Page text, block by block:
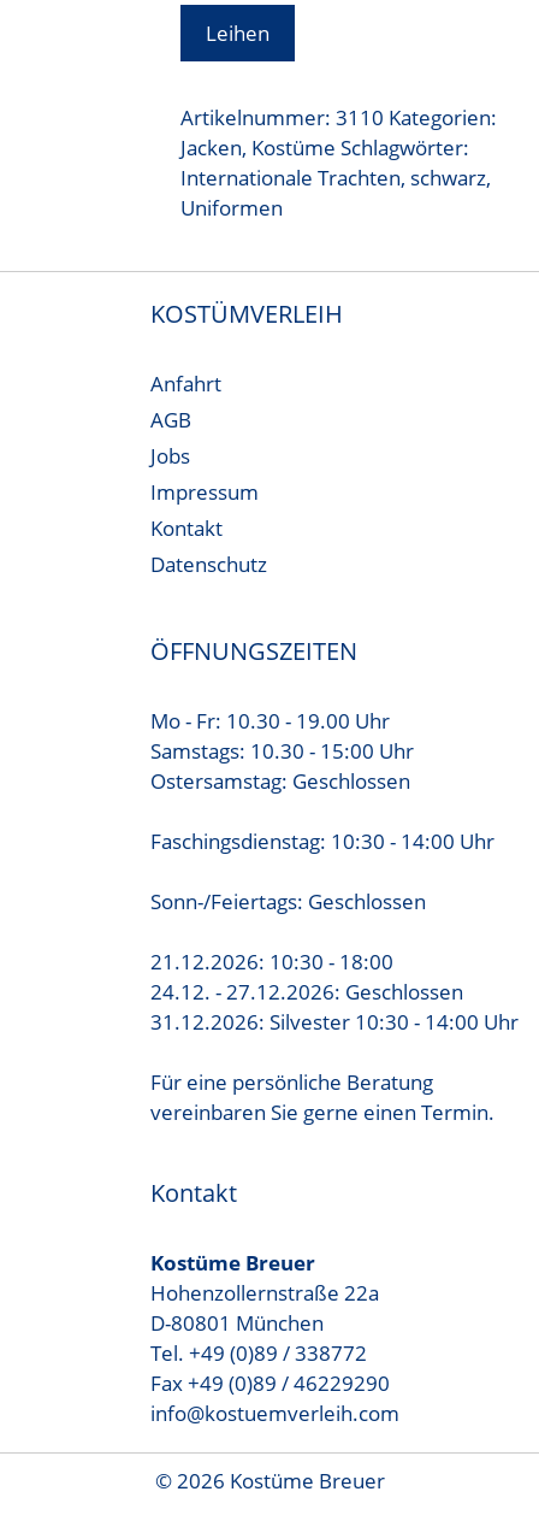
Leihen
Artikelnummer:3110 Kategorien:
Jacken, Kostüme Schlagwörter:
Internationale Trachten, schwarz,
Uniformen
KOSTÜMVERLEIH
Anfahrt
AGB
Jobs
Impressum
Kontakt
Datenschutz
ÖFFNUNGSZEITEN
Mo - Fr: 10.30 - 19.00 Uhr
Samstags: 10.30 - 15:00 Uhr
Ostersamstag: Geschlossen
Faschingsdienstag: 10:30 - 14:00 Uhr
Sonn-/Feiertags: Geschlossen
21.12.2026: 10:30 - 18:00
24.12. - 27.12.2026: Geschlossen
31.12.2026: Silvester 10:30 - 14:00 Uhr
Für eine persönliche Beratung
vereinbaren Sie gerne einen Termin.
Kontakt
Kostüme Breuer
Hohenzollernstraße 22a
D-80801 München
Tel. +49 (0)89 / 338772
Fax +49 (0)89 / 46229290
info@kostuemverleih.com
© 2026 Kostüme Breuer